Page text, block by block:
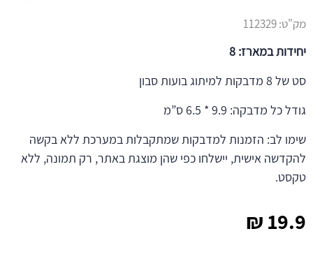
19.9
₪
מק"ט:112329
יחידות במארז: 8
סט של 8 מדבקות למיתוג בועות סבון
גודל כל מדבקה: 9.9 * 6.5 ס”מ
שימו לב: הזמנות למדבקות שמתקבלות במערכת ללא בקשה
להקדשה אישית, יישלחו כפי שהן מוצגת באתר, רק תמונה, ללא
טקסט.